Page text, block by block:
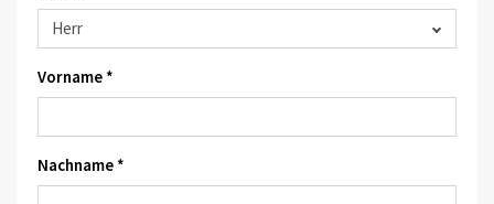
Vorname *
Nachname *